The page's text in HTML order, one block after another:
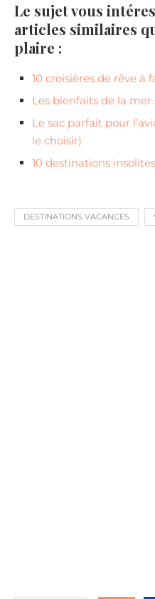
Le sujet vous
articles similaires
plaire :
10 croisières de rêve à
Les bienfaits de la mer
Le sac parfait pour
le choisir)
10 destinations
DESTINATIONS VACANCES